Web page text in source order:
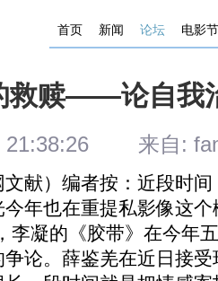
首页 新闻 论坛 电影节
救赎——论自我
21:38:26 来自:
）编者按：近段时间
年也在重提私影像这个
李凝的《胶带》在今年
论。薛鉴羌在近日接